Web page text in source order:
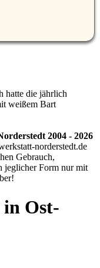
hatte die jährlich
weißem Bart
2004 - 2026
norderstedt.de
Gebrauch,
jeglicher Form nur mit
Ost-